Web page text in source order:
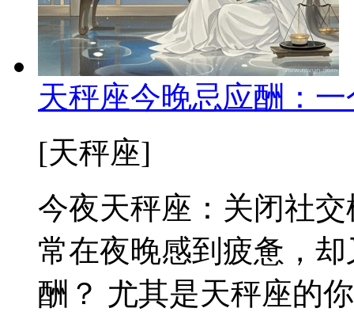
天秤座今晚忌应酬：
[天秤座]
今夜天秤座：关闭社
常在夜晚感到疲惫，
酬？ 尤其是天秤座的